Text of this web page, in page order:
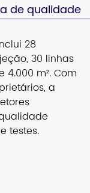
de qualidade
28
30 linhas
m². Com
a
testes.